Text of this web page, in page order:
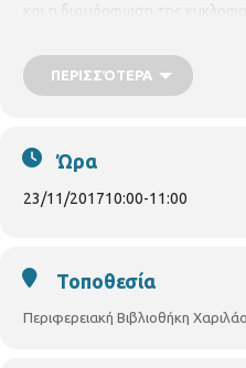
και η διαμόρφωση της
ΑστυνομικοίΓκουτίδου
Σωτηρία.Το εκπαιδευτικό
23 & Παρασκευή 24
ΠΕΡΙΣΣΌΤΕΡΑ
Ώρα
23/11/201710:00-11:00
Τοποθεσία
Περιφερειακή Βιβλιοθήκη